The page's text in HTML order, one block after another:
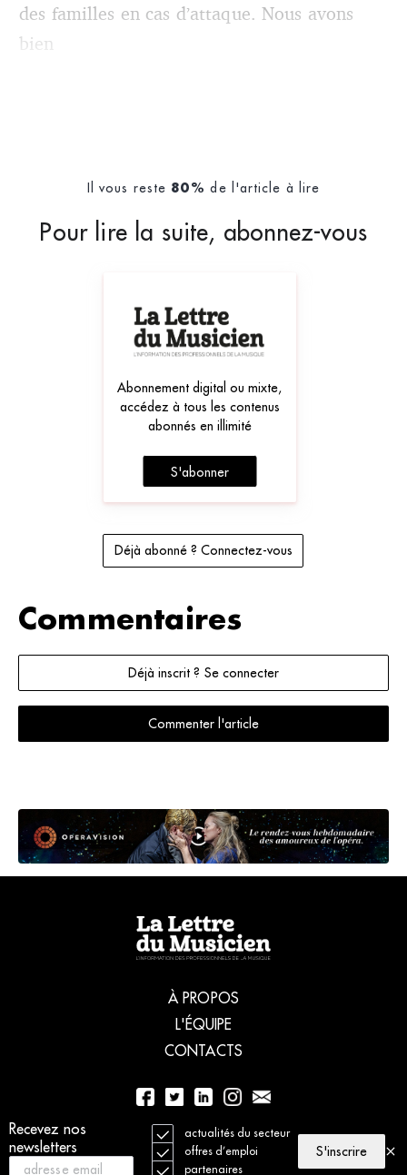
Recevez nos
newsletters
actualités du secteur
offres d’emploi
partenaires
S'inscrire
des familles en cas d’attaque. Nous avons
bien
Il vous reste 80% de l'article à lire
Pour lire la suite, abonnez-vous
Abonnement digital ou mixte,
accédez à tous les contenus
abonnés en illimité
S'abonner
Déjà abonné ? Connectez-vous
Commentaires
Déjà inscrit ? Se connecter
Commenter l'article
À PROPOS
L'ÉQUIPE
CONTACTS
01 56 77 04 00